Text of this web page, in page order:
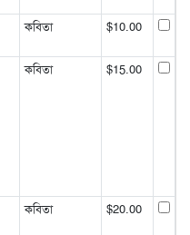
কবিতা $10.00
কবিতা $15.00
কবিতা $20.00